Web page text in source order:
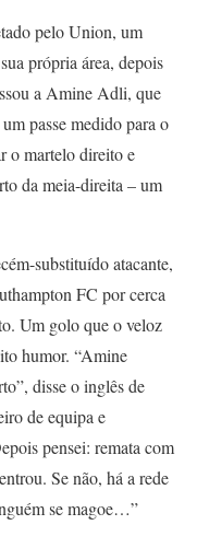
pelo Union, um
própria área, depois
a Amine Adli, que
passe medido para o
o martelo direito e
da meia-direita – um
substituído atacante,
FC por cerca
Um golo que o veloz
humor. “Amine
disse o inglês de
de equipa e
pensei: remata com
Se não, há a rede
se magoe…”